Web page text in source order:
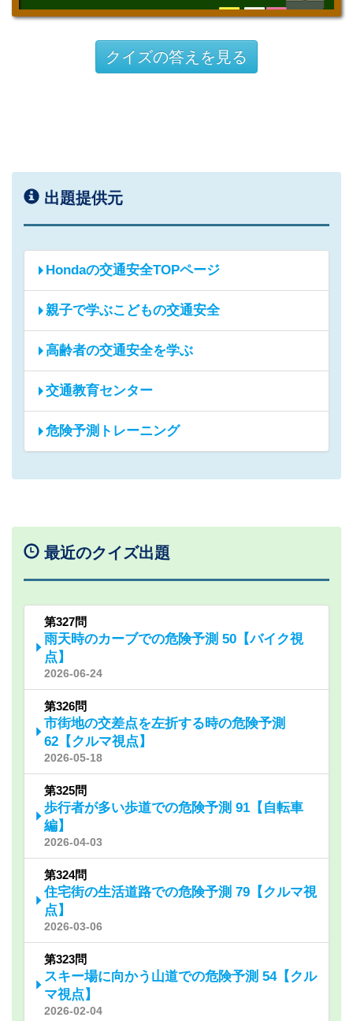
クイズの答えを見る
出題提供元
Hondaの交通安全TOPページ
親子で学ぶこどもの交通安全
高齢者の交通安全を学ぶ
交通教育センター
危険予測トレーニング
最近のクイズ出題
第327問
雨天時のカーブでの危険予測 50【バイク視
点】
2026-06-24
第326問
市街地の交差点を左折する時の危険予測
62【クルマ視点】
2026-05-18
第325問
歩行者が多い歩道での危険予測 91【自転車
編】
2026-04-03
第324問
住宅街の生活道路での危険予測 79【クルマ視
点】
2026-03-06
第323問
スキー場に向かう山道での危険予測 54【クル
マ視点】
2026-02-04